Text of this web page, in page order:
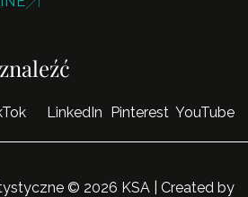
LinkedIn Pinterest YouTube
© 2026 KSA | Created by